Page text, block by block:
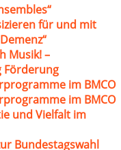
für und mit
Musik! –
Förderung
im BMCO
im BMCO
und Vielfalt im
Bundestagswahl